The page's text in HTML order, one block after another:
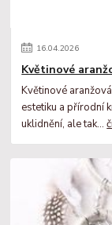
16.04.2026
Květinové
Květinové
estetiku a přírodní
uklidnění, ale tak...